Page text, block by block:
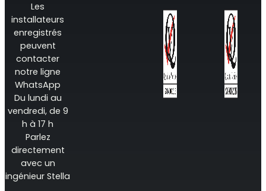
Les
installateurs
enregistrés
peuvent
contacter
notre ligne
WhatsApp
Du lundi au
vendredi, de 9
h à 17 h
Parlez
directement
avec un
ingénieur Stella